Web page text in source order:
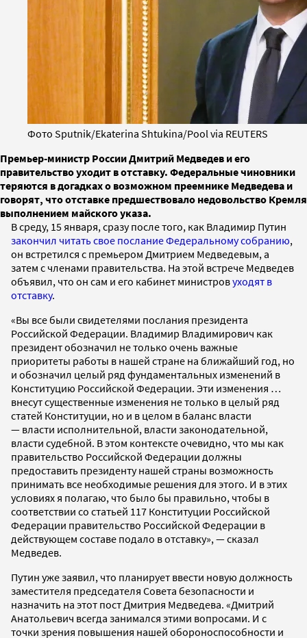
Фото Sputnik/Ekaterina Shtukina/Pool via REUTERS
Премьер-министр России Дмитрий Медведев и его
правительство уходит в отставку. Федеральные чиновники
теряются в догадках о возможном преемнике Медведева и
говорят, что отставке предшествовало недовольство Кремля
выполнением майского указа.
В среду, 15 января, сразу после того, как Владимир Путин
закончил читать свое послание Федеральному собранию,
он встретился с премьером Дмитрием Медведевым, а
затем с членами правительства. На этой встрече Медведев
объявил, что он сам и его кабинет министровуходят в
отставку.
«Вы все были свидетелями послания президента
Российской Федерации. Владимир Владимирович как
президент обозначил не только очень важные
приоритеты работы в нашей стране на ближайший год, но
и обозначил целый ряд фундаментальных изменений в
Конституцию Российской Федерации. Эти изменения …
внесут существенные изменения не только в целый ряд
статей Конституции, но и в целом в баланс власти
— власти исполнительной, власти законодательной,
власти судебной. В этом контексте очевидно, что мы как
правительство Российской Федерации должны
предоставить президенту нашей страны возможность
принимать все необходимые решения для этого. И в этих
условиях я полагаю, что было бы правильно, чтобы в
соответствии со статьей 117 Конституции Российской
Федерации правительство Российской Федерации в
действующем составе подало в отставку», — сказал
Медведев.
Путин уже заявил, что планирует ввести новую должность
заместителя председателя Совета безопасности и
назначить на этот пост Дмитрия Медведева. «Дмитрий
Анатольевич всегда занимался этими вопросами. И с
точки зрения повышения нашей обороноспособности и